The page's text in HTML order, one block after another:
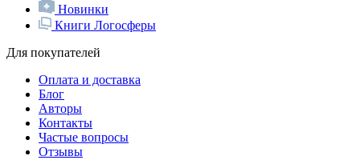
Новинки
Книги Логосферы
Для покупателей
Оплата и доставка
Блог
Авторы
Контакты
Частые вопросы
Отзывы